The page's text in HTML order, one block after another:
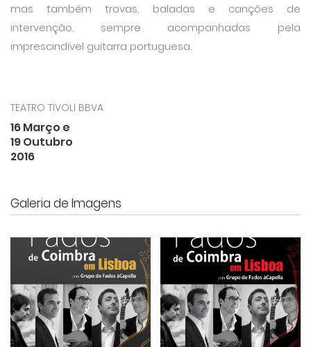
mas também trovas, baladas e canções de
intervenção, sempre acompanhadas pela
imprescindível guitarra portuguesa.
TEATRO TIVOLI BBVA
16 Março e
19 Outubro
2016
Galeria de Imagens